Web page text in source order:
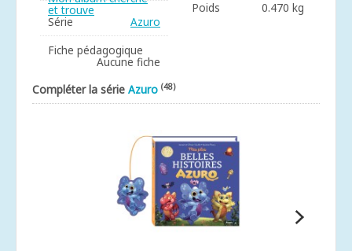
et trouve
Série
Azuro
Fiche pédagogique
Aucune fiche
Poids
0.470 kg
Compléter la série Azuro (48)